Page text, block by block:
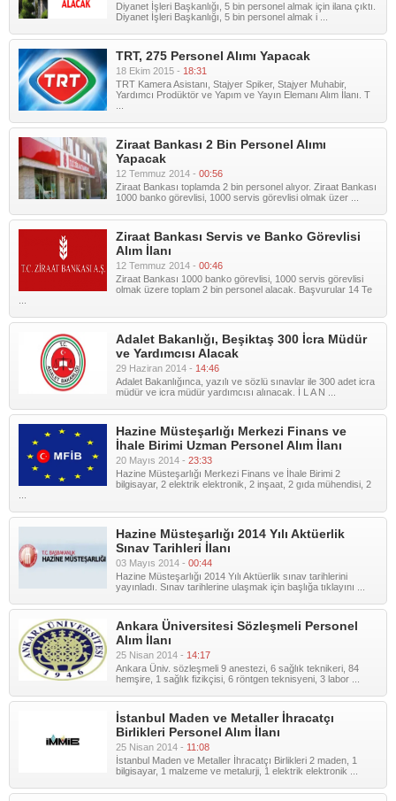
Diyanet İşleri Başkanlığı, 5 bin personel almak için ilana çıktı.
Diyanet İşleri Başkanlığı, 5 bin personel almak i ...
TRT, 275 Personel Alımı Yapacak
18 Ekim 2015 - 18:31
TRT Kamera Asistanı, Stajyer Spiker, Stajyer Muhabir,
Yardımcı Prodüktör ve Yapım ve Yayın Elemanı Alım İlanı. T
Ziraat Bankası 2 Bin Personel Alımı
Yapacak
12 Temmuz 2014 - 00:56
Ziraat Bankası toplamda 2 bin personel alıyor. Ziraat Bankası
1000 banko görevlisi, 1000 servis görevlisi olmak üzer ...
Ziraat Bankası Servis ve Banko Görevlisi
Alım İlanı
12 Temmuz 2014 - 00:46
Ziraat Bankası 1000 banko görevlisi, 1000 servis görevlisi
olmak üzere toplam 2 bin personel alacak. Başvurular 14 Te
Adalet Bakanlığı, Beşiktaş 300 İcra Müdür
ve Yardımcısı Alacak
29 Haziran 2014 - 14:46
Adalet Bakanlığınca, yazılı ve sözlü sınavlar ile 300 adet icra
müdür ve icra müdür yardımcısı alınacak. İ L A N ...
Hazine Müsteşarlığı Merkezi Finans ve
İhale Birimi Uzman Personel Alım İlanı
20 Mayıs 2014 - 23:33
Hazine Müsteşarlığı Merkezi Finans ve İhale Birimi 2
bilgisayar, 2 elektrik elektronik, 2 inşaat, 2 gıda mühendisi, 2
Hazine Müsteşarlığı 2014 Yılı Aktüerlik
Sınav Tarihleri İlanı
03 Mayıs 2014 - 00:44
Hazine Müsteşarlığı 2014 Yılı Aktüerlik sınav tarihlerini
yayınladı. Sınav tarihlerine ulaşmak için başlığa tıklayını ...
Ankara Üniversitesi Sözleşmeli Personel
Alım İlanı
25 Nisan 2014 - 14:17
Ankara Üniv. sözleşmeli 9 anestezi, 6 sağlık teknikeri, 84
hemşire, 1 sağlık fizikçisi, 6 röntgen teknisyeni, 3 labor ...
İstanbul Maden ve Metaller İhracatçı
Birlikleri Personel Alım İlanı
25 Nisan 2014 - 11:08
İstanbul Maden ve Metaller İhracatçı Birlikleri 2 maden, 1
bilgisayar, 1 malzeme ve metalurji, 1 elektrik elektronik ...